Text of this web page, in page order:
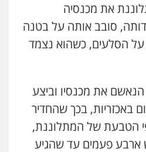
קניג
כלכלי צבאי
צווארון לבן עורכי דין לענייני
נדל"ן / עסקים
– עורכי דין
את מכנסיה
סובב אותה על בטנה
על הסלעים, כשהוא נצמד
הנאשם את מכנסיו וביצע
באכזריות, בכך שהחדיר
הטבעת של המתלוננת,
פעמים עד שהגיע